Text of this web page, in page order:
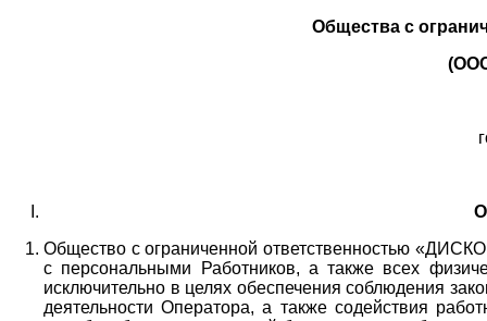
Общества с
Общество с ограниченной ответственностью
с персональными Работников, а также всех
исключительно в целях обеспечения соблюдения
деятельности Оператора,а также содействия